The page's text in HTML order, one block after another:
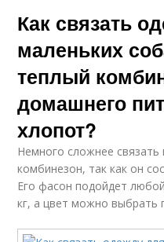
Как связать
маленьких
теплый
домашнего
хлопот?
Немного сложнее
комбинезон, так как он
Его фасон подойдет
кг, а цвет можно выбрать